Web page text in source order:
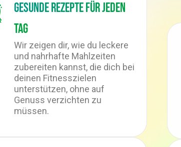
Gesunde Rezepte für jeden
Tag
Wir zeigen dir, wie du leckere
und nahrhafte Mahlzeiten
zubereiten kannst, die dich bei
deinen Fitnesszielen
unterstützen, ohne auf
Genuss verzichten zu
müssen.